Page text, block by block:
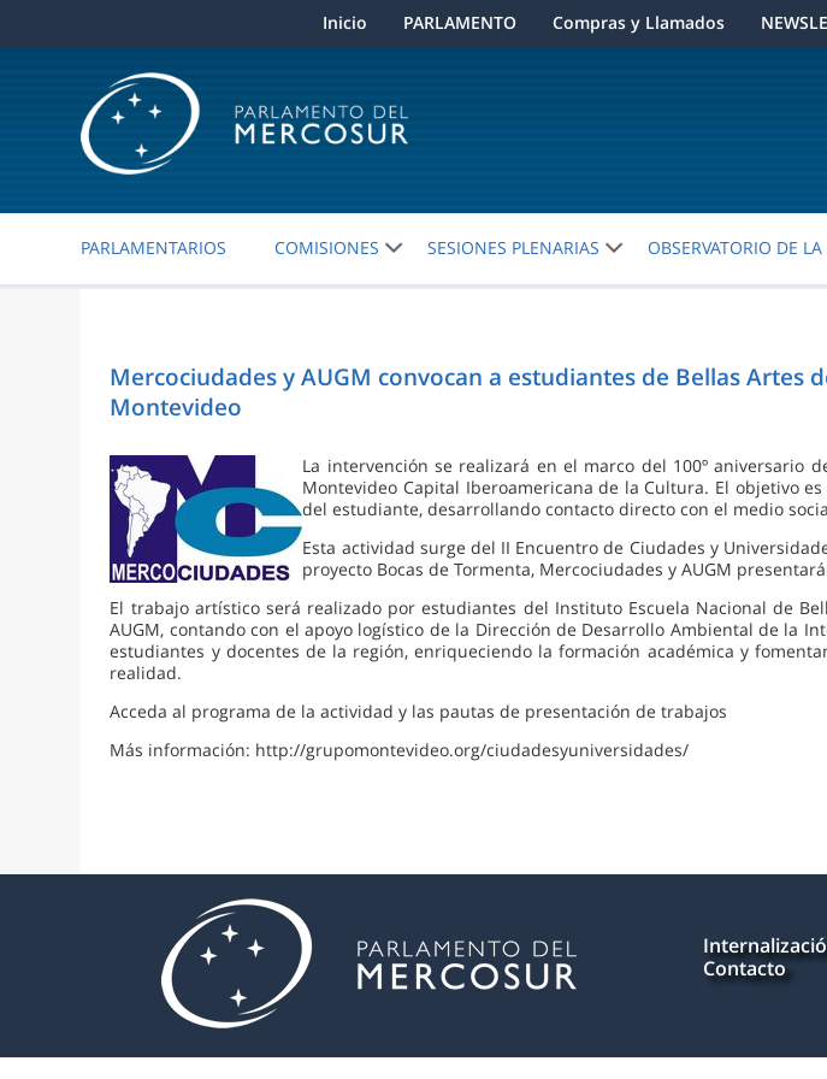
Inicio PARLAMENTO Compras y Llamados
PARLAMENTARIOS COMISIONES SESIONES PLENARIAS OBSERVATORIO DE
Mercociudades y AUGM convocan a estudiantes de Bellas
Montevideo
La intervención se realizará en el marco del 100º aniversario
Montevideo Capital Iberoamericana de la Cultura. El objetivo
del estudiante, desarrollando contacto directo con el medio
Esta actividad surge del II Encuentro de Ciudades y
proyecto Bocas de Tormenta, Mercociudades y AUGM
El trabajo artístico será realizado por estudiantes del Instituto Escuela Nacional de
AUGM, contando con el apoyo logístico de la Dirección de Desarrollo Ambiental de la
estudiantes y docentes de la región, enriqueciendo la formación académica y
realidad.
Acceda al programa de la actividad y las pautas de presentación de trabajos
Más información: http://grupomontevideo.org/ciudadesyuniversidades/
Contacto